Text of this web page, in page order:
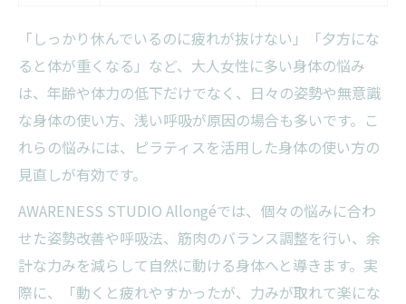
「しっかり休んでいるのに疲れが抜けない」「夕方にな
ると体が重くなる」など、大人女性に多い身体の悩み
は、年齢や体力の低下だけでなく、日々の姿勢や無意識
な身体の使い方、浅い呼吸が原因の場合も多いです。こ
れらの悩みには、ピラティスを活用した身体の使い方の
見直しが有効です。
AWARENESS STUDIO Allongéでは、個々の悩みに合わ
せた姿勢改善や呼吸法、筋肉のバランス調整を行い、余
計な力みを減らして自然に動ける身体へと導きます。実
際に、「動くと疲れやすかったが、力みが取れて楽にな